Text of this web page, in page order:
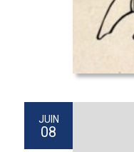
JUIN
08